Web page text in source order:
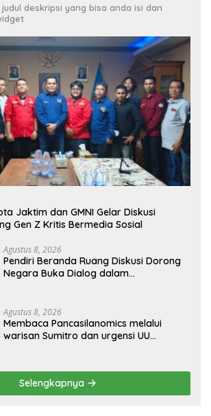
deskripsi yang bisa anda isi dan
Jaktim dan GMNI Gelar Diskusi
Gen Z Kritis Bermedia Sosial
Agustus 8, 2026
Pendiri Beranda Ruang Diskusi Dorong
Negara Buka Dialog dalam
Agustus 8, 2026
Membaca Pancasilanomics melalui
warisan Sumitro dan urgensi UU
Selengkapnya